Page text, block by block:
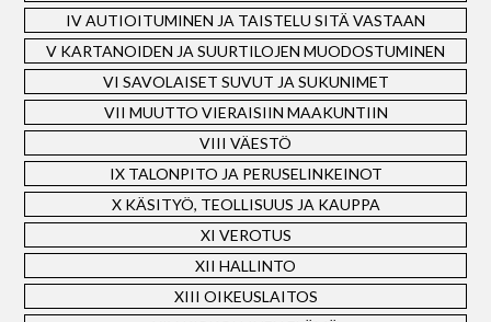
IV AUTIOITUMINEN JA TAISTELU SITÄ VASTAAN
V KARTANOIDEN JA SUURTILOJEN MUODOSTUMINEN
VI SAVOLAISET SUVUT JA SUKUNIMET
VII MUUTTO VIERAISIIN MAAKUNTIIN
VIII VÄESTÖ
IX TALONPITO JA PERUSELINKEINOT
X KÄSITYÖ, TEOLLISUUS JA KAUPPA
XI VEROTUS
XII HALLINTO
XIII OIKEUSLAITOS